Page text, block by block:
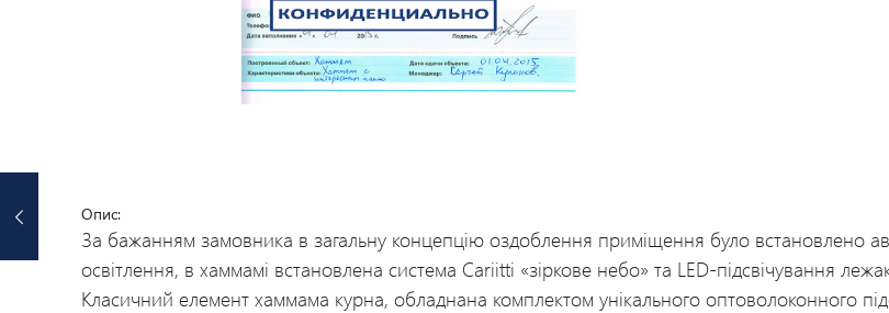
Опис:
За бажанням замовника в загальну концепцію оздоблення приміщення було встановлено
освітлення, в хаммамі встановлена ​​система Cariitti «зіркове небо» та LED-підсвічування
Класичний елемент хаммама курна, обладнана комплектом унікального оптоволоконного